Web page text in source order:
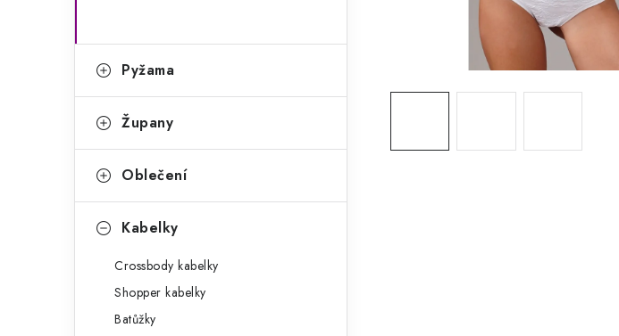
n
í
p
n
i
Pyžama
Župany
Oblečení
Kabelky
Crossbody kabelky
Shopper kabelky
Batůžky